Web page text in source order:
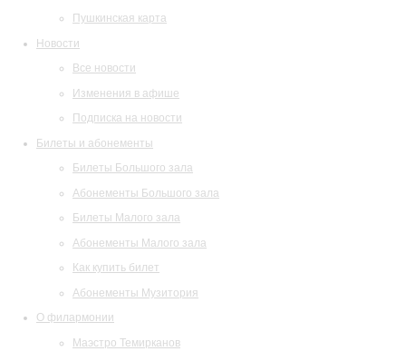
Пушкинская карта
Новости
Все новости
Изменения в афише
Подписка на новости
Билеты и абонементы
Билеты Большого зала
Абонементы Большого зала
Билеты Малого зала
Абонементы Малого зала
Как купить билет
Абонементы Музитория
О филармонии
Маэстро Темирканов